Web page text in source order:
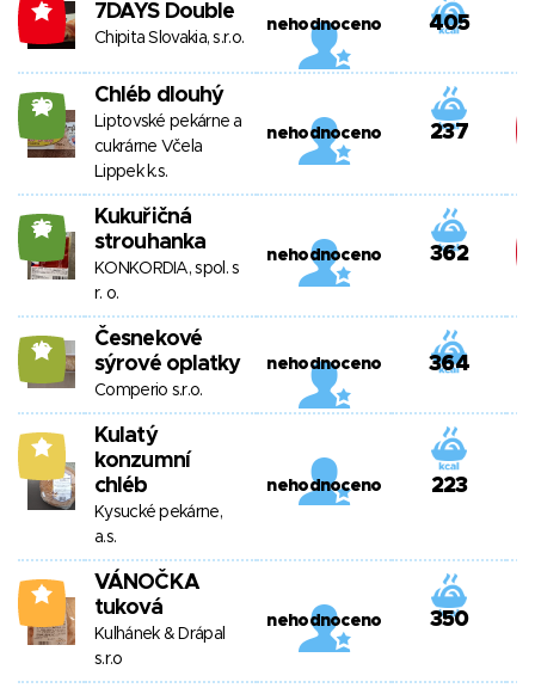
-6 7DAYS Double
Chipita Slovakia, s.r.o.
nehodnoceno 405
20 Chléb dlouhý
Liptovské pekárne a
cukrárne Včela
Lippek k.s.
nehodnoceno 237
26
Kukuřičná
strouhanka
KONKORDIA, spol. s
r. o.
nehodnoceno 362
10
Česnekové
sýrové oplatky
Comperio s.r.o.
nehodnoceno 364
8
Kulatý
konzumní
chléb
Kysucké pekárne,
a.s.
nehodnoceno 223
2
VÁNOČKA
tuková
Kulhánek & Drápal
s.r.o
nehodnoceno 350